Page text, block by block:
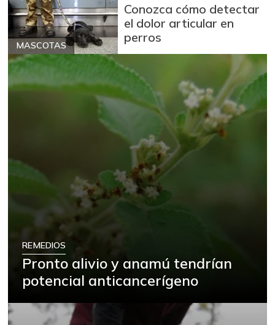
MASCOTAS
Conozca cómo detectar
el dolor articular en
perros
REMEDIOS
Pronto alivio y anamú tendrían
potencial anticancerígeno